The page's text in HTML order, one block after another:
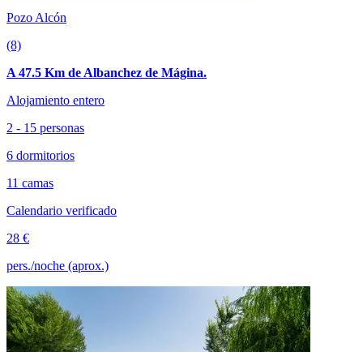
Pozo Alcón
(8)
A 47.5 Km de Albanchez de Mágina.
Alojamiento entero
2 - 15 personas
6 dormitorios
11 camas
Calendario verificado
28 €
pers./noche (aprox.)